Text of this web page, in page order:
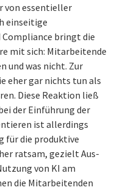
von essentieller
einseitige
bringt die
mit sich: Mitarbeitende
und was nicht. Zur
eher gar nichts tun als
Diese Reaktion ließ
der Einführung der
ist allerdings
für die produktive
ratsam, gezielt Aus-
von KI am
die Mitarbeitenden